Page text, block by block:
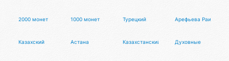
2000 монет 1000 монет Турецкий Арефьева Раиса
Казахский Астана Казахстанский тенгеДуховные